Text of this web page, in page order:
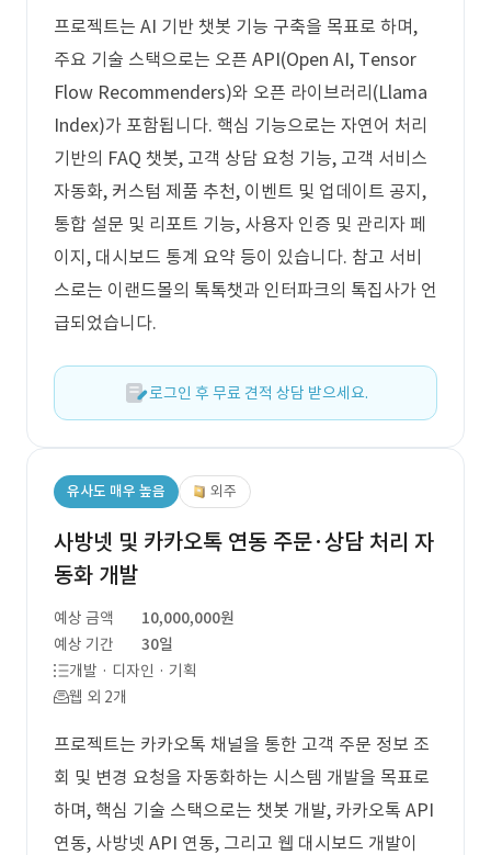
프로젝트는 AI 기반 챗봇 기능 구축을 목표로 하며,
주요 기술 스택으로는 오픈 API(Open AI, Tensor
Flow Recommenders)와 오픈 라이브러리(Llama
Index)가 포함됩니다. 핵심 기능으로는 자연어 처리
기반의 FAQ 챗봇, 고객 상담 요청 기능, 고객 서비스
자동화, 커스텀 제품 추천, 이벤트 및 업데이트 공지,
통합 설문 및 리포트 기능, 사용자 인증 및 관리자 페
이지, 대시보드 통계 요약 등이 있습니다. 참고 서비
스로는 이랜드몰의 톡톡챗과 인터파크의 톡집사가 언
급되었습니다.
로그인 후 무료 견적 상담 받으세요.
유사도 매우 높음 외주
사방넷 및 카카오톡 연동 주문·상담 처리 자
동화 개발
예상 금액
10,000,000원
예상 기간
30일
개발 · 디자인 · 기획
웹 외 2개
프로젝트는 카카오톡 채널을 통한 고객 주문 정보 조
회 및 변경 요청을 자동화하는 시스템 개발을 목표로
하며, 핵심 기술 스택으로는 챗봇 개발, 카카오톡 API
연동, 사방넷 API 연동, 그리고 웹 대시보드 개발이